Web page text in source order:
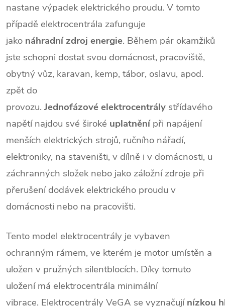
nastane výpadek elektrického proudu. V tomto
případě elektrocentrála zafunguje
jako náhradní zdroj energie. Během pár okamžiků
jste schopni dostat svou domácnost, pracoviště,
obytný vůz, karavan, kemp, tábor, oslavu, apod.
zpět do
provozu. Jednofázovéelektrocentrály střídavého
napětí najdou své široké uplatněnípři napájení
menších elektrických strojů, ručního nářadí,
elektroniky, na staveništi, v dílně i v domácnosti, u
záchranných složek nebo jako záložní zdroje při
přerušení dodávek elektrického proudu v
domácnosti nebo na pracovišti.
Tento model elektrocentrály je vybaven
ochranným rámem, ve kterém je motor umístěn a
uložen v pružných silentblocích. Díky tomuto
uložení má elektrocentrála minimální
vibrace. Elektrocentrály VeGA se vyznačujínízkou